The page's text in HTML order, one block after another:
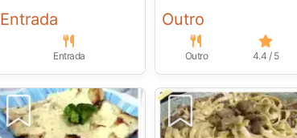
Entrada
Entrada
Outro
Outro 4.4 / 5